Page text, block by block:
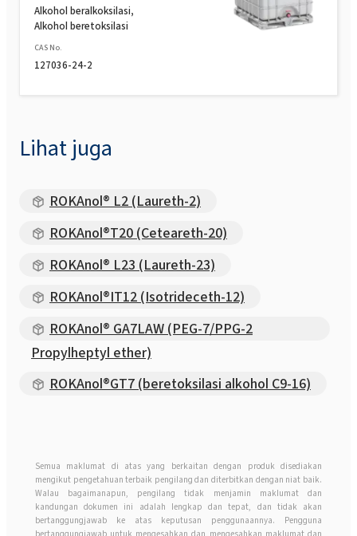
ROKAnol®LP6066 (PPG-5-Ceteth-20)
ROKAnol®LP6066 MB (PPG-5-Ceteth-20)
Alkohol beralkoksilasi,
Alkohol beretoksilasi
CAS No.
127036-24-2
Lihat juga
ROKAnol® L2 (Laureth-2)
ROKAnol®T20 (Ceteareth-20)
ROKAnol® L23 (Laureth-23)
ROKAnol®IT12 (Isotrideceth-12)
ROKAnol® GA7LAW (PEG-7/PPG-2
Propylheptyl ether)
ROKAnol®GT7 (beretoksilasi alkohol C9-16)
Semua maklumat di atas yang berkaitan dengan produk disediakan
mengikut pengetahuan terbaik pengilang dan diterbitkan dengan niat baik.
Walau bagaimanapun, pengilang tidak menjamin maklumat dan
kandungan dokumen ini adalah lengkap dan tepat, dan tidak akan
bertanggungjawab ke atas keputusan penggunaannya. Pengguna